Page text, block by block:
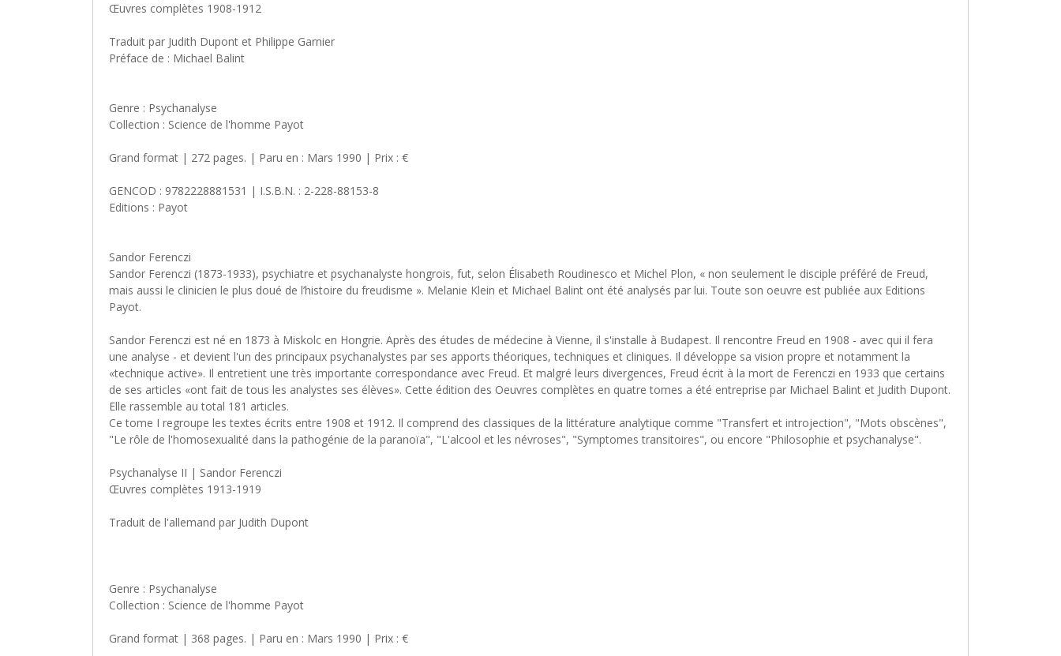
Œuvres complètes 1908-1912
Traduit par Judith Dupont et Philippe Garnier
Préface de : Michael Balint
Genre : Psychanalyse
Collection : Science de l'homme Payot
Grand format | 272 pages. | Paru en : Mars 1990 | Prix : €
GENCOD : 9782228881531 | I.S.B.N. : 2-228-88153-8
Editions : Payot
Sandor Ferenczi
Sandor Ferenczi (1873-1933), psychiatre et psychanalyste hongrois, fut, selon Élisabeth Roudinesco et Michel Plon, « non seulement le disciple préféré de Freud,
mais aussi le clinicien le plus doué de l’histoire du freudisme ». Melanie Klein et Michael Balint ont été analysés par lui. Toute son oeuvre est publiée aux Editions
Payot.
Sandor Ferenczi est né en 1873 à Miskolc en Hongrie. Après des études de médecine à Vienne, il s'installe à Budapest. Il rencontre Freud en 1908 - avec qui il fera
une analyse - et devient l'un des principaux psychanalystes par ses apports théoriques, techniques et cliniques. Il développe sa vision propre et notamment la
«technique active». Il entretient une très importante correspondance avec Freud. Et malgré leurs divergences, Freud écrit à la mort de Ferenczi en 1933 que certains
de ses articles «ont fait de tous les analystes ses élèves». Cette édition des Oeuvres complètes en quatre tomes a été entreprise par Michael Balint et Judith Dupont.
Elle rassemble au total 181 articles.
Ce tome I regroupe les textes écrits entre 1908 et 1912. Il comprend des classiques de la littérature analytique comme "Transfert et introjection", "Mots obscènes",
"Le rôle de l'homosexualité dans la pathogénie de la paranoïa", "L'alcool et les névroses", "Symptomes transitoires", ou encore "Philosophie et psychanalyse".
Psychanalyse II | Sandor Ferenczi
Œuvres complètes 1913-1919
Traduit de l'allemand par Judith Dupont
Genre : Psychanalyse
Collection : Science de l'homme Payot
Grand format | 368 pages. | Paru en : Mars 1990 | Prix : €